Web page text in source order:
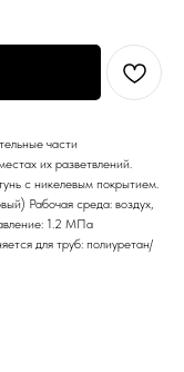
части
их разветвлений.
с никелевым покрытием.
Рабочая среда: воздух,
1.2 МПа
для труб: полиуретан/